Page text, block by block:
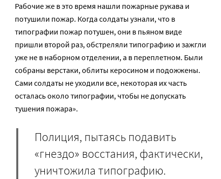
Рабочие же в это время нашли пожарные рукава и
потушили пожар. Когда солдаты узнали, что в
типографии пожар потушен, они в пьяном виде
пришли второй раз, обстреляли типографию и зажгли
уже не в наборном отделении, а в переплетном. Были
собраны верстаки, облиты керосином и подожжены.
Сами солдаты не уходили все, некоторая их часть
осталась около типографии, чтобы не допускать
тушения пожара».
Полиция, пытаясь подавить
«гнездо» восстания, фактически,
уничтожила типографию.